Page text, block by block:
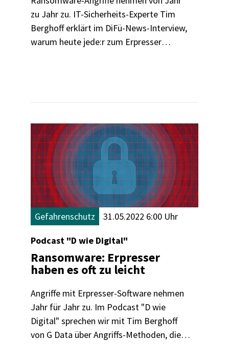
zu Jahr zu. IT-Sicherheits-Experte Tim
Berghoff erklärt im DiFü-News-Interview,
warum heute jede:r zum Erpresser
Gefahrenschutz 31.05.2022 6:00 Uhr
Podcast "D wie Digital"
Ransomware: Erpresser
haben es oft zu leicht
Angriffe mit Erpresser-Software nehmen
Jahr für Jahr zu. Im Podcast "D wie
Digital" sprechen wir mit Tim Berghoff
von G Data über Angriffs-Methoden, die